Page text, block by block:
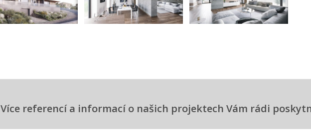
Více referencí a informací o našich projektech Vám rádi